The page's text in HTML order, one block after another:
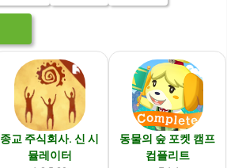
종교 주식회사. 신 시
뮬레이터
동물의 숲 포켓 캠프
컴플리트